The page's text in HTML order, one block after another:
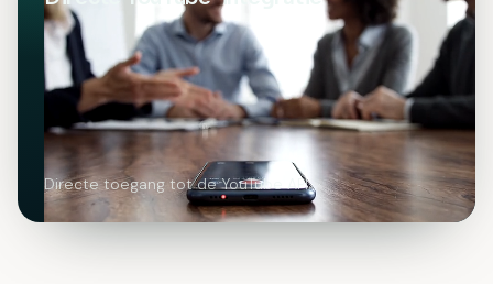
Directe toegang tot de YouTube API